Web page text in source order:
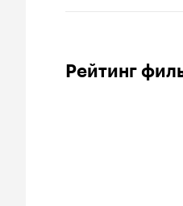
Рейтинг